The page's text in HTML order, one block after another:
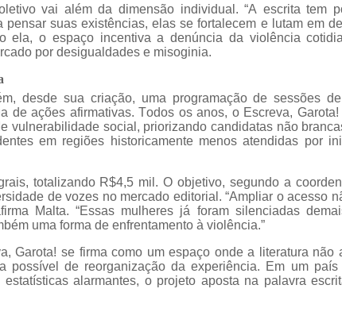
vai além da dimensão individual. “A escrita tem
pensar suas existências, elas se fortalecem e lutam em
ela, o espaço incentiva a denúncia da violência
por desigualdades e misoginia.
desde sua criação, uma programação de sessões
de ações afirmativas. Todos os anos, o Escreva, Garota!
vulnerabilidade social, priorizando candidatas não
em regiões historicamente menos atendidas por
totalizando R$4,5 mil. O objetivo, segundo a
de vozes no mercado editorial. “Ampliar o acesso
Malta. “Essas mulheres já foram silenciadas
uma forma de enfrentamento à violência.”
Garota! se firma como um espaço onde a literatura não
possível de reorganização da experiência. Em um
alarmantes, o projeto aposta na palavra